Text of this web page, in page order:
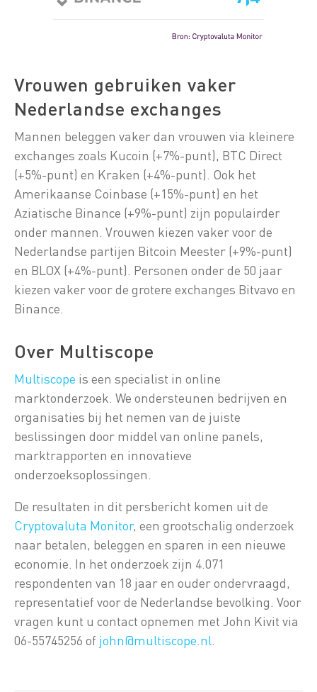
Vrouwen gebruiken vaker
Nederlandse exchanges
Mannen beleggen vaker dan vrouwen via kleinere
exchanges zoals Kucoin (+7%-punt), BTC Direct
(+5%-punt) en Kraken (+4%-punt). Ook het
Amerikaanse Coinbase (+15%-punt) en het
Aziatische Binance (+9%-punt) zijn populairder
onder mannen. Vrouwen kiezen vaker voor de
Nederlandse partijen Bitcoin Meester (+9%-punt)
en BLOX (+4%-punt). Personen onder de 50 jaar
kiezen vaker voor de grotere exchanges Bitvavo en
Binance.
Over Multiscope
Multiscope is een specialist in online
marktonderzoek. We ondersteunen bedrijven en
organisaties bij het nemen van de juiste
beslissingen door middel van online panels,
marktrapporten en innovatieve
onderzoeksoplossingen.
De resultaten in dit persbericht komen uit de
Cryptovaluta Monitor, een grootschalig onderzoek
naar betalen, beleggen en sparen in een nieuwe
economie. In het onderzoek zijn 4.071
respondenten van 18 jaar en ouder ondervraagd,
representatief voor de Nederlandse bevolking. Voor
vragen kunt u contact opnemen met John Kivit via
06-55745256 of john@multiscope.nl